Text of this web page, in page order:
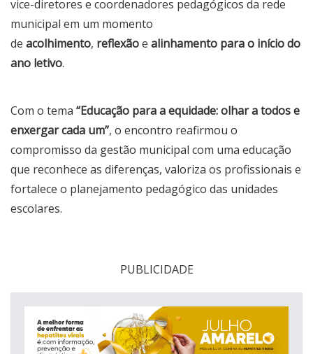
vice-diretores e coordenadores pedagógicos da rede
municipal em um momento
de acolhimento, reflexãoe alinhamento para o início do
ano letivo.
Com o tema “Educação para a equidade: olhar a todos e
enxergar cada um”, o encontro reafirmou o
compromisso da gestão municipal com uma educação
que reconhece as diferenças, valoriza os profissionais e
fortalece o planejamento pedagógico das unidades
escolares.
PUBLICIDADE